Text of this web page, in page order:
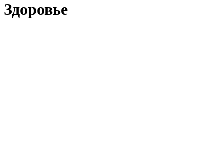
Здоровье